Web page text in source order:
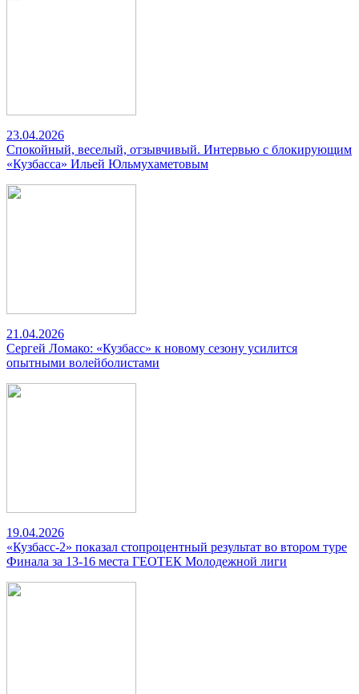
23.04.2026
Спокойный, веселый, отзывчивый. Интервью с блокирующим
«Кузбасса» Ильей Юльмухаметовым
21.04.2026
Сергей Ломако: «Кузбасс» к новому сезону усилится
опытными волейболистами
19.04.2026
«Кузбасс-2» показал стопроцентный результат во втором туре
Финала за 13-16 места ГЕОТЕК Молодежной лиги